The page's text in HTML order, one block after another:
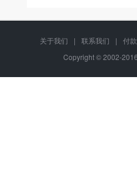
关于我们 | 联系我们 |
付
Copyright © 2002-